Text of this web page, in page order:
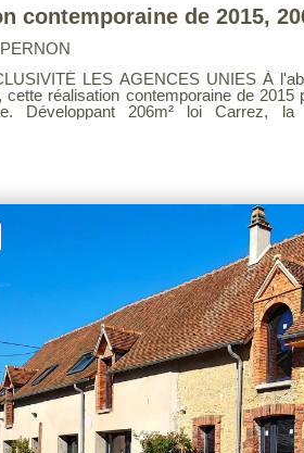
LES AGENCES UNIES À l'abri des regards, derrière une cour
cette réalisation contemporaine de 2015
Développant 206m² loi Carrez,
avec pommiers et poiriers. La distribution a été pensée avec
et fluidité : une chambre
d'envisager accueil, télétravail ou
deux belles chambres, prolongées
de plusieurs véhicules. Il est complété
ainsi qu'un accès direct à la terrasse
: chauffage au sol, chaudière
roulants motorisés et centralisés. La situation est
3 minutes à pied de la place
rejoindre Paris facilement. Voir page 10 du Barème d'honoraires
sur notre site